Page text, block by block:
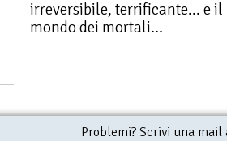
irreversibile, terrificante... e il
mondo dei mortali...
Problemi? Scrivi una